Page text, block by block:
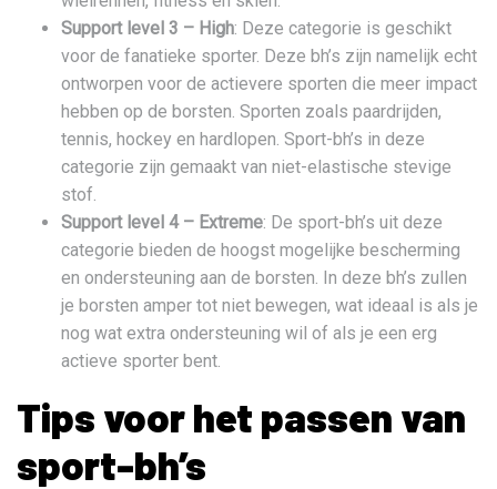
Support level 3 – High: Deze categorie is geschikt
voor de fanatieke sporter. Deze bh’s zijn namelijk echt
ontworpen voor de actievere sporten die meer impact
hebben op de borsten. Sporten zoals paardrijden,
tennis, hockey en hardlopen. Sport-bh’s in deze
categorie zijn gemaakt van niet-elastische stevige
stof.
Support level 4 – Extreme: De sport-bh’s uit deze
categorie bieden de hoogst mogelijke bescherming
en ondersteuning aan de borsten. In deze bh’s zullen
je borsten amper tot niet bewegen, wat ideaal is als je
nog wat extra ondersteuning wil of als je een erg
actieve sporter bent.
Tips voor het passen van
sport-bh’s